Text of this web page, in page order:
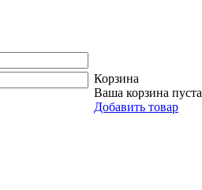
Корзина
Ваша корзина пуста
Добавить товар